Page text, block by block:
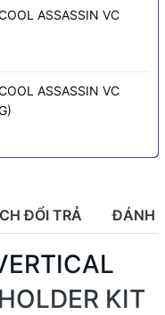
ASSASSIN VC
ASSASSIN VC
ĐỔI TRẢ ĐÁNH
KIT